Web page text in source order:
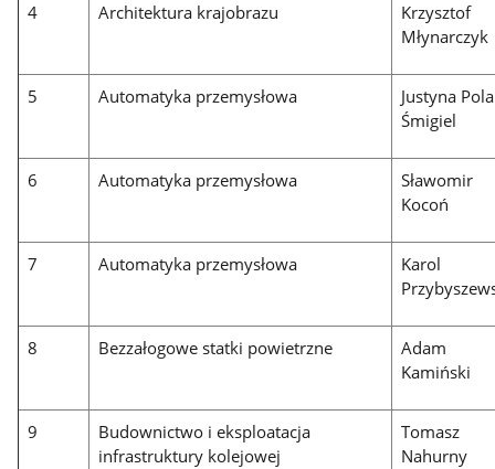
4 Architektura krajobrazu
Krzysztof
Młynarczyk
5 Automatyka przemysłowa
Justyna
Śmigiel
6 Automatyka przemysłowa
Sławomir
Kocoń
7 Automatyka przemysłowa
Karol
8 Bezzałogowe statki powietrzne
Adam
Kamiński
9
Budownictwo i eksploatacja
infrastruktury kolejowej
Tomasz
Nahurny